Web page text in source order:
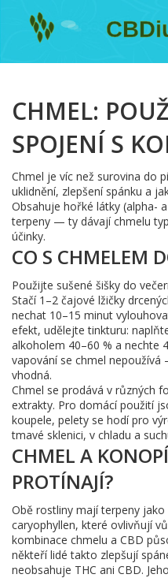
CHMEL:
SPOJENÍ S
Chmel je víc než surovina do
uklidnění, zlepšení spánku a
Obsahuje hořké látky (alpha-
terpeny — ty dávají chmelu
účinky.
CO S CHMELEM
Použijte sušené šišky do
Stačí 1–2 čajové lžičky
nechat 10–15 minut
efekt, udělejte tinkturu:
alkoholem 40–60 % a nechte
vapování se chmel
vhodná.
Chmel se prodává v různých
extrakty. Pro domácí použití
koupele, pelety se hodí pro
tmavé sklenici, v chladu a
CHMEL A
PROTÍNAJÍ?
Obě rostliny mají terpeny
caryophyllen, které ovlivňují
kombinace chmelu a CBD
někteří lidé takto zlepšují
neobsahuje THC ani CBD.